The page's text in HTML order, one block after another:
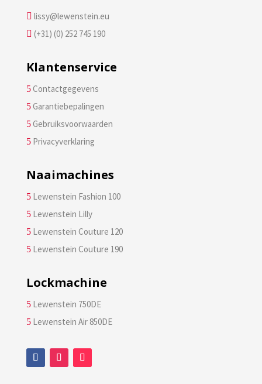
 lissy@lewenstein.eu
 (+31) (0) 252 745 190
Klantenservice
5Contactgegevens
5Garantiebepalingen
5Gebruiksvoorwaarden
5 Privacyverklaring
Naaimachines
5 Lewenstein Fashion 100
5 Lewenstein Lilly
5 Lewenstein Couture 120
5 Lewenstein Couture 190
Lockmachine
5 Lewenstein 750DE
5 Lewenstein Air 850DE